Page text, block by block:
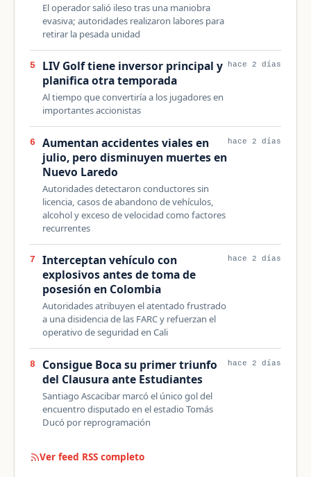
El operador salió ileso tras una maniobra
evasiva; autoridades realizaron labores para
retirar la pesada unidad
5
LIV Golf tiene inversor principal y
planifica otra temporada
Al tiempo que convertiría a los jugadores en
importantes accionistas
hace 2 días
6
Aumentan accidentes viales en
julio, pero disminuyen muertes en
Nuevo Laredo
Autoridades detectaron conductores sin
licencia, casos de abandono de vehículos,
alcohol y exceso de velocidad como factores
recurrentes
hace 2 días
7
Interceptan vehículo con
explosivos antes de toma de
posesión en Colombia
Autoridades atribuyen el atentado frustrado
a una disidencia de las FARC y refuerzan el
operativo de seguridad en Cali
hace 2 días
8
Consigue Boca su primer triunfo
del Clausura ante Estudiantes
Santiago Ascacibar marcó el único gol del
encuentro disputado en el estadio Tomás
Ducó por reprogramación
hace 2 días
Ver feed RSS completo